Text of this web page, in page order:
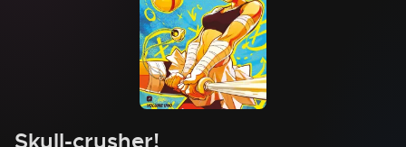
Skull-crusher!